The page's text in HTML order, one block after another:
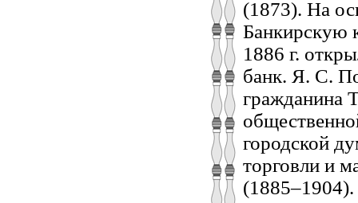
(1873). На
Банкирскую
1886 г.
банк. Я. С.
гражданина
городской
торговли и
(1885–